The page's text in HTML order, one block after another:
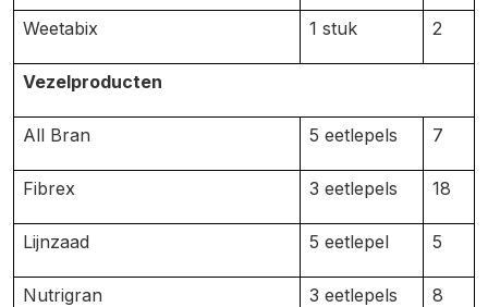
Weetabix 1 stuk 2
Vezelproducten
All Bran 5 eetlepels 7
Fibrex 3 eetlepels 18
Lijnzaad 5 eetlepel 5
Nutrigran 3 eetlepels 8